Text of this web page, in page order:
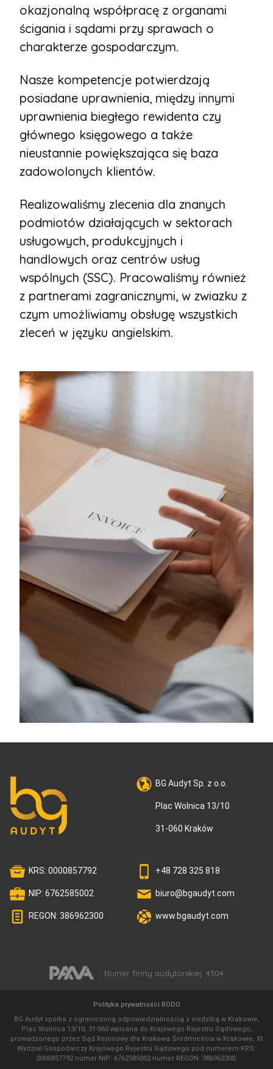
okazjonalną współpracę z organami
ścigania i sądami przy sprawach o
charakterze gospodarczym.
Nasze kompetencje potwierdzają
posiadane uprawnienia, między innymi
uprawnienia biegłego rewidenta czy
głównego księgowego a także
nieustannie powiększająca się baza
zadowolonych klientów.
Realizowaliśmy zlecenia dla znanych
podmiotów działających w sektorach
usługowych, produkcyjnych i
handlowych oraz centrów usług
wspólnych (SSC). Pracowaliśmy również
z partnerami zagranicznymi, w zwiazku z
czym umożliwiamy obsługę wszystkich
zleceń w języku angielskim.
BG Audyt Sp. z o.o.
Plac Wolnica 13/10
31-060 Kraków
KRS: 0000857792
NIP: 6762585002
REGON: 386962300
+48 728 325 818
biuro@bgaudyt.com
www.bgaudyt.com
Numer firmy audytorskiej: 4304
Polityka prywatności RODO
BG Audyt spółka z ograniczoną odpowiedzialnością z siedzibą w Krakowie,
Plac Wolnica 13/10, 31-060 wpisana do Krajowego Rejestru Sądowego,
prowadzonego przez Sąd Rejonowy dla Krakowa Śródmieścia w Krakowie, XI
Wydział Gospodarczy Krajowego Rejestru Sądowego pod numerem KRS:
0000857792 numer NIP: 6762585002 numer REGON: 386962300.